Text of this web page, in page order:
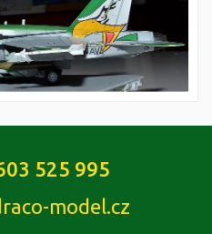
525 995
model.cz